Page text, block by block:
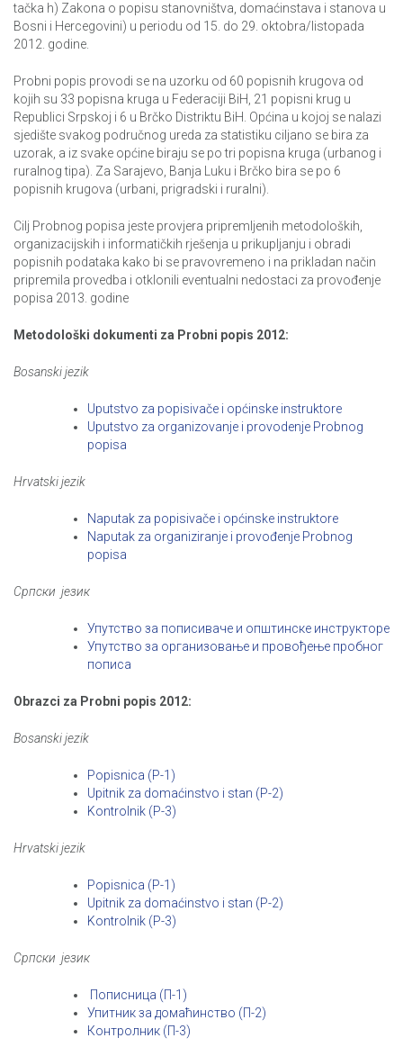
tačka h) Zakona o popisu stanovništva, domaćinstava i stanova u
Bosni i Hercegovini) u periodu od 15. do 29. oktobra/listopada
2012. godine.
Probni popis provodi se na uzorku od 60 popisnih krugova od
kojih su 33 popisna kruga u Federaciji BiH, 21 popisni krug u
Republici Srpskoj i 6 u Brčko Distriktu BiH. Općina u kojoj se nalazi
sjedište svakog područnog ureda za statistiku ciljano se bira za
uzorak, a iz svake općine biraju se po tri popisna kruga (urbanog i
ruralnog tipa). Za Sarajevo, Banja Luku i Brčko bira se po 6
popisnih krugova (urbani, prigradski i ruralni).
Cilj Probnog popisa jeste provjera pripremljenih metodoloških,
organizacijskih i informatičkih rješenja u prikupljanju i obradi
popisnih podataka kako bi se pravovremeno i na prikladan način
pripremila provedba i otklonili eventualni nedostaci za provođenje
popisa 2013. godine
Metodološki dokumenti za Probni popis 2012:
Bosanski jezik
Uputstvo za popisivače i općinske instruktore
Uputstvo za organizovanje i provodenje Probnog
popisa
Hrvatski jezik
Naputak za popisivače i općinske instruktore
Naputak za organiziranje i provođenje Probnog
popisa
Српски језик
Упутство за пописиваче и општинске инструкторе
Упутство за организовање и провођење пробног
пописа
Obrazci za Probni popis 2012:
Bosanski jezik
Popisnica (P-1)
Upitnik za domaćinstvo i stan (P-2)
Kontrolnik (P-3)
Hrvatski jezik
Popisnica (P-1)
Upitnik za domaćinstvo i stan (P-2)
Kontrolnik (P-3)
Српски језик
Пописница (П-1)
Упитник за домаћинство (П-2)
Контролник (П-3)